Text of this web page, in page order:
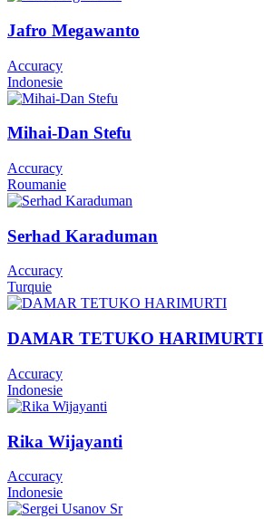
Jafro Megawanto
Accuracy
Indonesie
Mihai-Dan Stefu
Accuracy
Roumanie
Serhad Karaduman
Accuracy
Turquie
DAMAR TETUKO HARIMURTI
Accuracy
Indonesie
Rika Wijayanti
Accuracy
Indonesie